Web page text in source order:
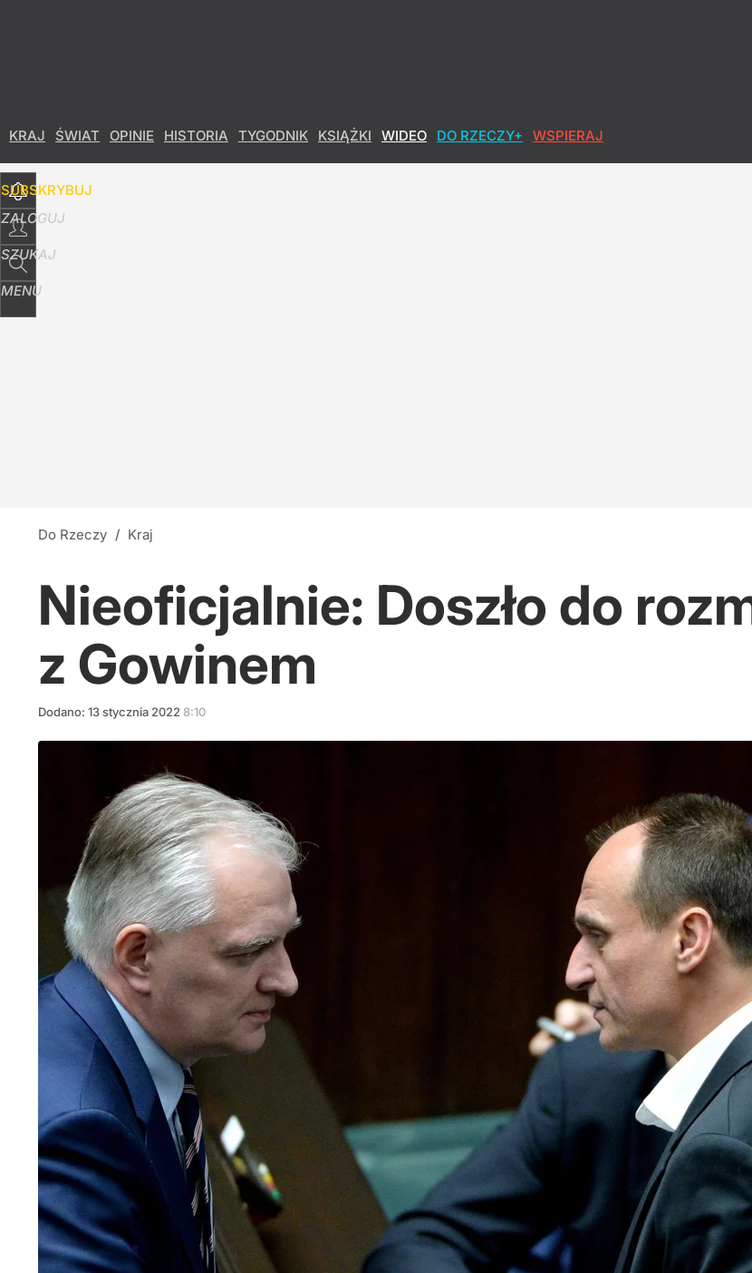
KRAJ ŚWIAT OPINIE HISTORIA TYGODNIK KSIĄŻKI WIDEO DO RZECZY+ WSPIERAJ
SUBSKRYBUJ
ZALOGUJ
SZUKAJ
MENU
Do Rzeczy / Kraj
Nieoficjalnie: Doszło do
z Gowinem
Dodano: 13stycznia 2022 8:10